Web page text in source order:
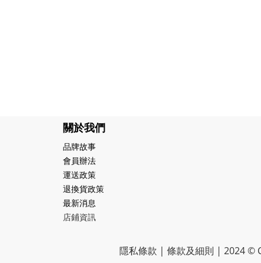
關於我們
品牌故事
會員辦法
運送政策
退換貨政策
最新消息
店鋪資訊
隱私條款 | 條款及細則 | 2024 ©